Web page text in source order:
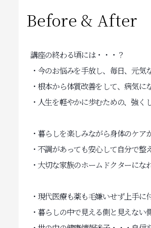
Before & After
講座の終わる頃には・・・？
・今のお悩みを手放し、毎日、元気
・根本から体質改善をして、病気に
・人生を軽やかに歩むための、強く
・暮らしを楽しみながら身体のケア
・不調があっても安心して自分で整
・大切な家族のホームドクターにな
・現代医療も薬も毛嫌いせず上手に
・暮らしの中で見える側と見えない